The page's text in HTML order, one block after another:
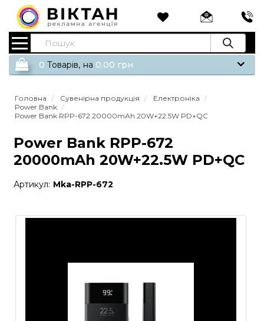
0 Tоварів, на 0.00 грн
Головна Сувенірна продукція
Електроніка
Power Bank
Power Bank RPP-672 20000mAh 20W+22.5W PD+QC
Power Bank RPP-672
20000mAh 20W+22.5W PD+QC
Артикул: Mka-RPP-672